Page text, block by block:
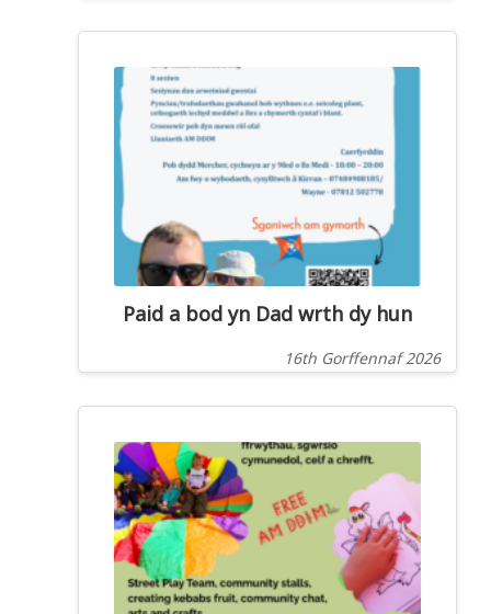
Paid a bod yn Dad wrth dy hun
16th Gorffennaf 2026